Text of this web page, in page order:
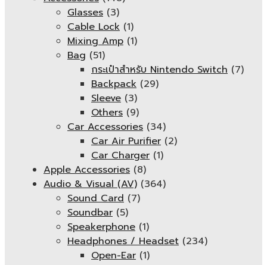
Glasses (3)
Cable Lock (1)
Mixing Amp (1)
Bag (51)
กระเป๋าสำหรับ Nintendo Switch (7)
Backpack (29)
Sleeve (3)
Others (9)
Car Accessories (34)
Car Air Purifier (2)
Car Charger (1)
Apple Accessories (8)
Audio & Visual (AV) (364)
Sound Card (7)
Soundbar (5)
Speakerphone (1)
Headphones / Headset (234)
Open-Ear (1)